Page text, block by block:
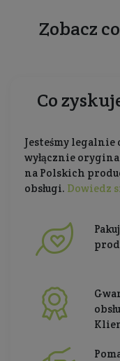
Zobacz
Co
Jesteśmy legalnie
wyłącznie
na Polskich
obsługi. Dowiedz